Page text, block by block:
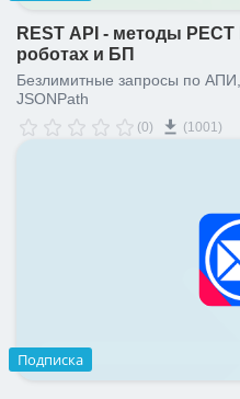
REST API - методы РЕСТ
роботах и БП
Безлимитные запросы по
JSONPath
(0) (1001)
Подписка